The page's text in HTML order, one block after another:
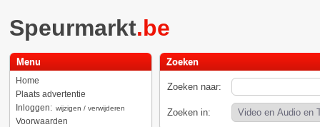
Speurmarkt.be
Menu
Home
Plaats advertentie
Inloggen: wijzigen / verwijderen
Voorwaarden
Zoeken
Zoeken naar:
Zoeken in: